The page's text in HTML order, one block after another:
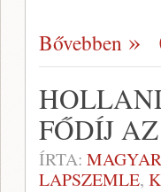
Bővebben
FŐDÍJ
ÍRTA:
LAPSZEMLE,